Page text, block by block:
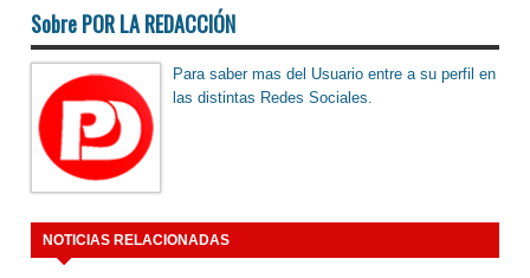
Sobre POR LA REDACCIÓN
Para saber mas del Usuario entre a su perfil en
las distintas Redes Sociales.
NOTICIAS RELACIONADAS